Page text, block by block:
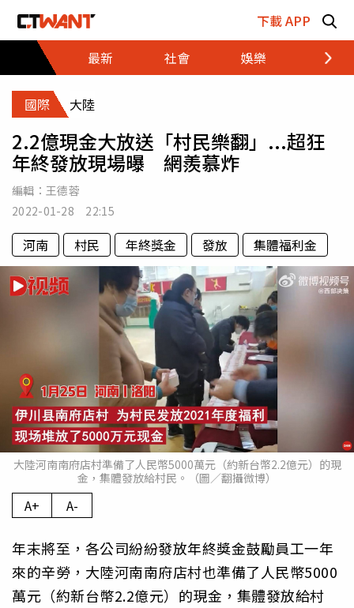
下載 APP
最新
社會 娛樂 財經
國際 大陸
2.2億現金大放送「村民樂翻」...超狂
年終發放現場曝 網羨慕炸
編輯： 王德蓉
2022-01-28 22:15
河南 村民 年終獎金 發放 集體福利金
大陸河南南府店村準備了人民幣5000萬元（約新台幣2.2億元）的現
金，集體發放給村民。（圖／翻攝微博）
A+ A-
年末將至，各公司紛紛發放年終獎金鼓勵員工一年
來的辛勞，大陸河南南府店村也準備了人民幣5000
萬元（約新台幣2.2億元）的現金，集體發放給村